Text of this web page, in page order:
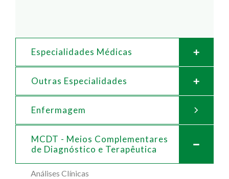
Especialidades Médicas
Outras Especialidades
Enfermagem
MCDT - Meios Complementares
de Diagnóstico e Terapêutica
Análises Clínicas